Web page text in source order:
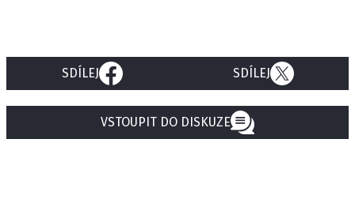
SDÍLEJ SDÍLEJ
VSTOUPIT DO DISKUZE